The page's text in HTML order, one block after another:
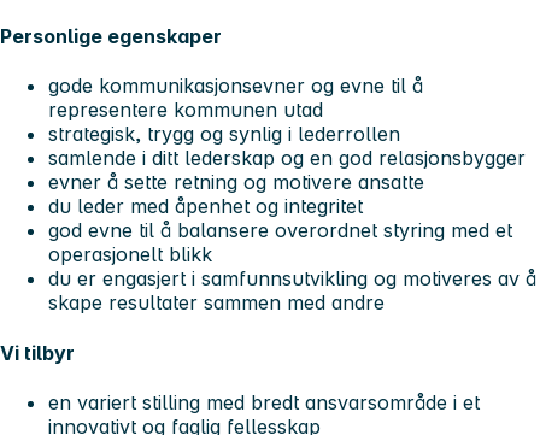
Personlige egenskaper
gode kommunikasjonsevner og evne til å
representere kommunen utad
strategisk, trygg og synlig i lederrollen
samlende i ditt lederskap og en god relasjonsbygger
evner å sette retning og motivere ansatte
du leder med åpenhet og integritet
god evne til å balansere overordnet styring med et
operasjonelt blikk
du er engasjert i samfunnsutvikling og motiveres av å
skape resultater sammen med andre
Vi tilbyr
en variert stilling med bredt ansvarsområde i et
innovativt og faglig fellesskap